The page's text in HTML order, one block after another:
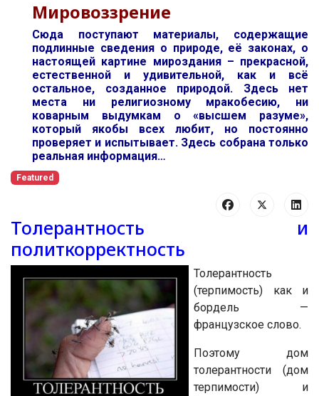
Мировоззрение
Сюда поступают материалы, содержащие
подлинные сведения о природе, её законах, о
настоящей картине мироздания – прекрасной,
естественной и удивительной, как и всё
остальное, созданное природой. Здесь нет
места ни религиозному мракобесию, ни
коварным выдумкам о «высшем разуме»,
который якобы всех любит, но постоянно
проверяет и испытывает. Здесь собрана только
реальная информация…
Featured
Толерантность и
политкорректность
Толерантность
(терпимость) как и
бордель —
французское слово.
Поэтому дом
толерантности (дом
терпимости) и